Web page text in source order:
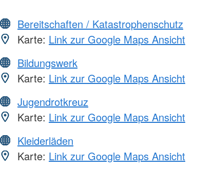
Bereitschaften / Katastrophenschutz
Karte: Link zur Google Maps Ansicht
Bildungswerk
Karte: Link zur Google Maps Ansicht
Jugendrotkreuz
Karte: Link zur Google Maps Ansicht
Kleiderläden
Karte: Link zur Google Maps Ansicht